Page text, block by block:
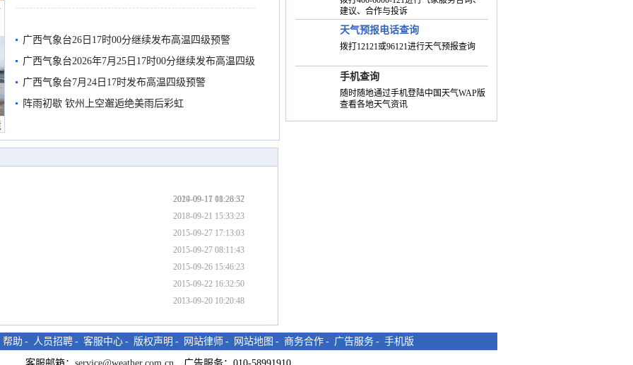
有较强降雨
广西气象台26日17时00分继续发布高温四级预警
广西气象台2026年7月25日17时00分继续发布高温四级
预警
广西气象台7月24日17时发布高温四级预警
阵雨初歇 钦州上空邂逅绝美雨后彩虹
2024-09-17 08:26:37
2019-09-11 11:28:52
2018-09-21 15:33:23
2015-09-27 17:13:03
2015-09-27 08:11:43
2015-09-26 15:46:23
2015-09-22 16:32:50
2013-09-20 10:20:48
建议、合作与投诉
天气预报电话查询
拨打12121或96121进行天气预报查询
手机查询
随时随地通过手机登陆中国天气WAP版
查看各地天气资讯
帮助 - 人员招聘 - 客服中心 - 版权声明 - 网站律师 - 网站地图 - 商务合作 - 广告服务 - 手机版